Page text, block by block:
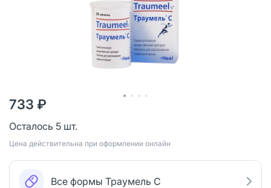
733 ₽
Осталось 5 шт.
Цена действительна при оформлении онлайн
Все формы Траумель С